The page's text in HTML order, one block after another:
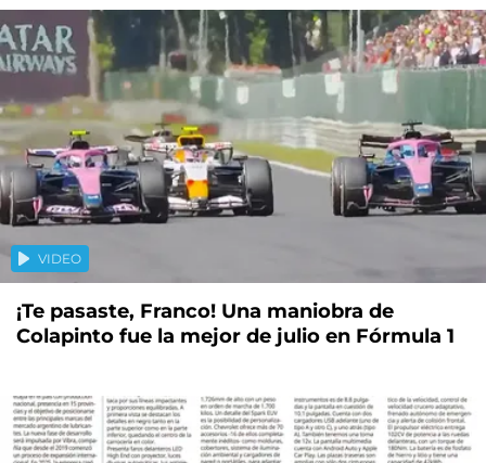
VIDEO
¡Te pasaste, Franco! Una maniobra de
Colapinto fue la mejor de julio en Fórmula 1